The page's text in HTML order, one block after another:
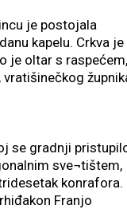
je postojala
kapelu. Crkva je
je oltar s
se gradnji
sve¬tištem,
konrafora.
Franjo